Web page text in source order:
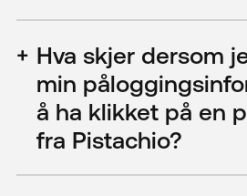
Hva skjer dersom
min
å ha klikket på en
fra Pistachio?